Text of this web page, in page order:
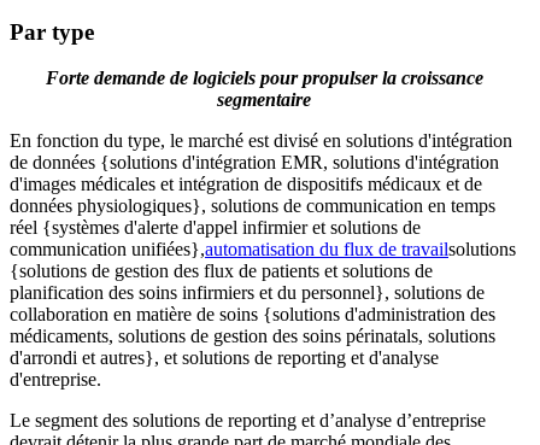
Par type
Forte demande de logiciels pour propulser la croissance
segmentaire
En fonction du type, le marché est divisé en solutions d'intégration
de données {solutions d'intégration EMR, solutions d'intégration
d'images médicales et intégration de dispositifs médicaux et de
données physiologiques}, solutions de communication en temps
réel {systèmes d'alerte d'appel infirmier et solutions de
communication unifiées},automatisation du flux de travailsolutions
{solutions de gestion des flux de patients et solutions de
planification des soins infirmiers et du personnel}, solutions de
collaboration en matière de soins {solutions d'administration des
médicaments, solutions de gestion des soins périnatals, solutions
d'arrondi et autres}, et solutions de reporting et d'analyse
d'entreprise.
Le segment des solutions de reporting et d’analyse d’entreprise